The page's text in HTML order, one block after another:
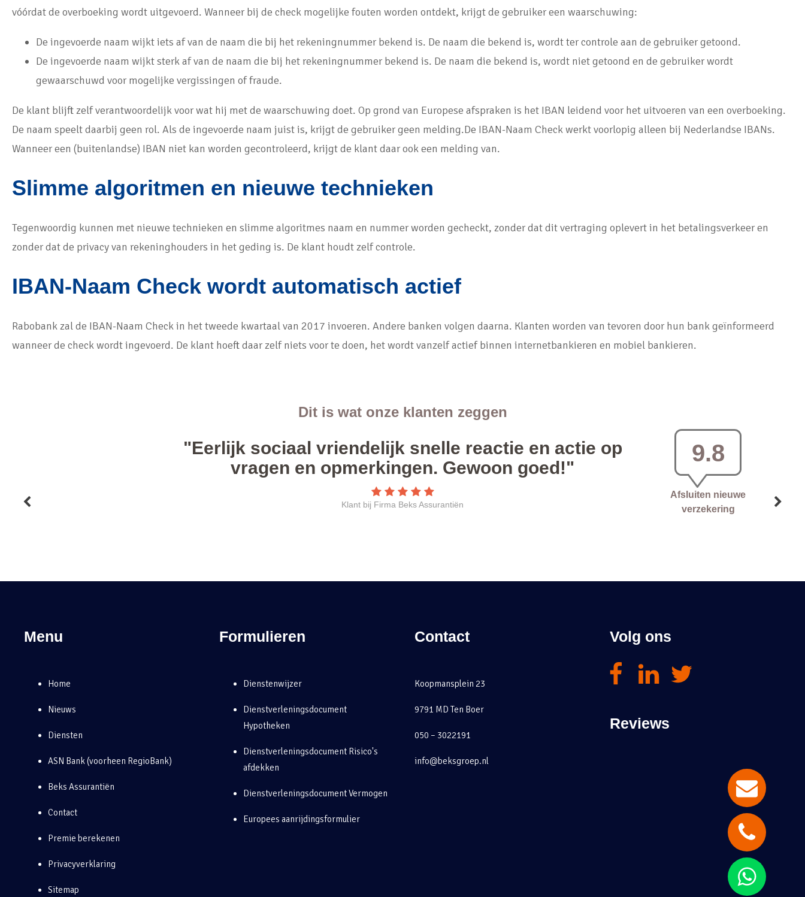
vóórdat de overboeking wordt uitgevoerd. Wanneer bij de check mogelijke fouten worden ontdekt, krijgt de gebruiker een waarschuwing:
De ingevoerde naam wijkt iets af van de naam die bij het rekeningnummer bekend is. De naam die bekend is, wordt ter controle aan de gebruiker getoond.
De ingevoerde naam wijkt sterk af van de naam die bij het rekeningnummer bekend is. De naam die bekend is, wordt niet getoond en de gebruiker wordt
gewaarschuwd voor mogelijke vergissingen of fraude.
De klant blijft zelf verantwoordelijk voor wat hij met de waarschuwing doet. Op grond van Europese afspraken is het IBAN leidend voor het uitvoeren van een overboeking.
De naam speelt daarbij geen rol. Als de ingevoerde naam juist is, krijgt de gebruiker geen melding.De IBAN-Naam Check werkt voorlopig alleen bij Nederlandse IBANs.
Wanneer een (buitenlandse) IBAN niet kan worden gecontroleerd, krijgt de klant daar ook een melding van.
Slimme algoritmen en nieuwe technieken
Tegenwoordig kunnen met nieuwe technieken en slimme algoritmes naam en nummer worden gecheckt, zonder dat dit vertraging oplevert in het betalingsverkeer en
zonder dat de privacy van rekeninghouders in het geding is. De klant houdt zelf controle.
IBAN-Naam Check wordt automatisch actief
Rabobank zal de IBAN-Naam Check in het tweede kwartaal van 2017 invoeren. Andere banken volgen daarna. Klanten worden van tevoren door hun bank geïnformeerd
wanneer de check wordt ingevoerd. De klant hoeft daar zelf niets voor te doen, het wordt vanzelf actief binnen internetbankieren en mobiel bankieren.
Menu
Home
Nieuws
Diensten
ASN Bank (voorheen RegioBank)
Beks Assurantiën
Contact
Premie berekenen
Privacyverklaring
Sitemap
Formulieren
Dienstenwijzer
Dienstverleningsdocument
Hypotheken
Dienstverleningsdocument Risico's
afdekken
Dienstverleningsdocument Vermogen
Europees aanrijdingsformulier
Contact
Koopmansplein 23
9791 MD Ten Boer
050 – 3022191
info@beksgroep.nl
Volg ons
Reviews